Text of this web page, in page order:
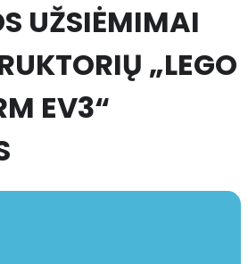
UŽSIĖMIMAI
„LEGO
EV3“